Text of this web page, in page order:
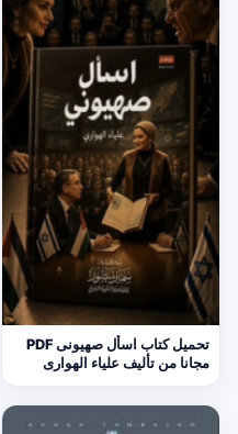
تحميل كتاب اسأل صهيونى PDF
مجانا من تأليف علياء الهوارى